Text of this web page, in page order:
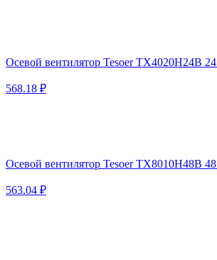
Осевой вентилятор Tesoer TX4020H24B
568.18 ₽
Осевой вентилятор Tesoer TX8010H48B
563.04 ₽